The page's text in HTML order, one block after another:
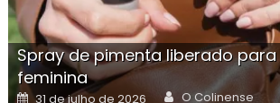
Spray de pimenta liberado
feminina
Posted
31 de julho de 2026 Author
O Colinense